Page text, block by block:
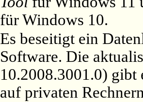
für Windows 10.
Es beseitigt ein
Software. Die
10.2008.3001.0) gibt
auf privaten